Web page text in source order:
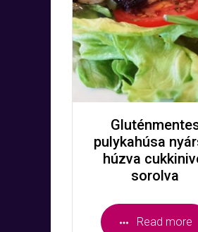
pulykahúsa
húzva
sorolva
Read more